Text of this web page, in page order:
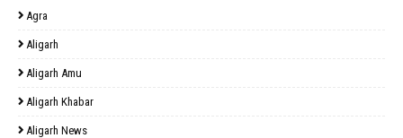
Agra
Aligarh
Aligarh Amu
Aligarh Khabar
Aligarh News